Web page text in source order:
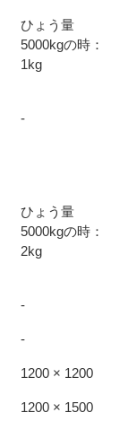
ひょう量
5000kgの時：
1kg
-
ひょう量
5000kgの時：
2kg
-
-
1200 × 1200
1200 × 1500